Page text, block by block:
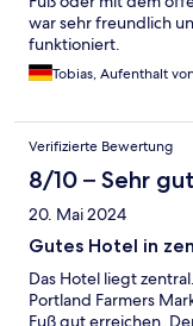
war sehr freundlich
funktioniert.
Tobias, Aufenthalt
Verifizierte Bewertung
8/10 – Sehr gut
20. Mai 2024
Gutes Hotel in
Das Hotel liegt
Portland Farmers
Fuß gut erreichen.